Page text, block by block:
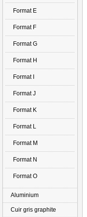
Format E
Format F
Format G
Format H
Format I
Format J
Format K
Format L
Format M
Format N
Format O
Aluminium
Cuir gris graphite